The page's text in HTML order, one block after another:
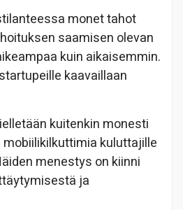
monet tahot
saamisen olevan
kuin aikaisemmin.
kaavaillaan
kuitenkin monesti
kuluttajille
menestys on kiinni
ja